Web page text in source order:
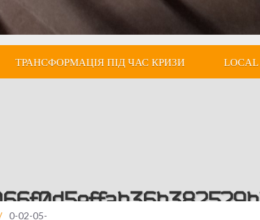
ТРАНСФОРМАЦІЯ ПІД ЧАС КРИЗИ LOCAL
0-02-05-